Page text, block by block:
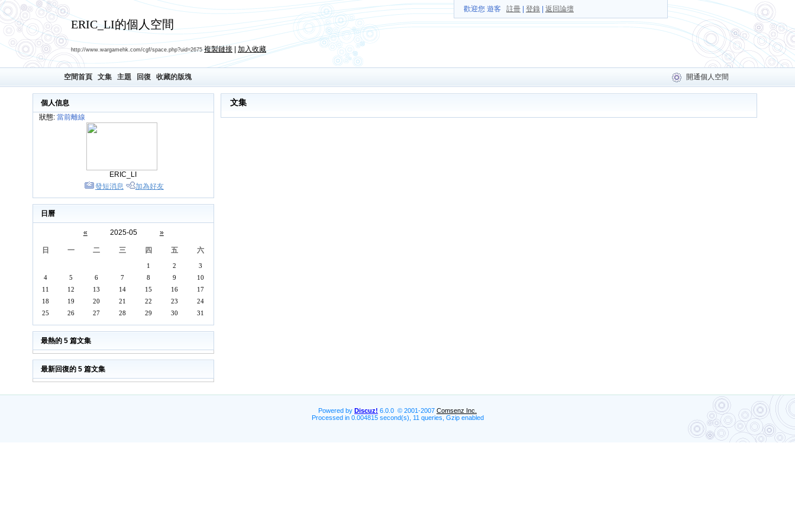
歡迎您 遊客 註冊| 登錄| 返回論壇
ERIC_LI的個人空間
http://www.wargamehk.com/cgf/space.php?uid=2675 複製鏈接 加入收藏
空間首頁 文集 主題 回復 收藏的版塊 開通個人空間
個人信息
狀態: 當前離線
ERIC_LI
發短消息
加為好友
日曆
« 2025-05 »
日 一 二 三 四 五 六
1 2
3
4
5 6 7 8 9
10
11
12 13 14 15 16
17
18
19 20 21 22 23
24
25
26 27 28 29 30 31
最熱的 5 篇文集
最新回復的 5 篇文集
文集
Powered by Discuz! 6.0.0 © 2001-2007 Comsenz Inc.
Processed in 0.004815 second(s), 11 queries, Gzip enabled